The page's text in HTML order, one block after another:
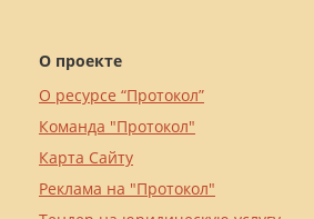
О проекте
О ресурсе “Протокол”
Команда "Протокол"
Карта Сайту
Реклама на "Протокол"